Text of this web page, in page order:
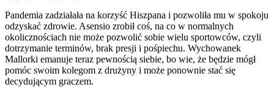
Pandemia zadziałała na korzyść Hiszpana i pozwoliła mu w spokoju
odzyskać zdrowie. Asensio zrobił coś, na co w normalnych
okolicznościach nie może pozwolić sobie wielu sportowców, czyli
dotrzymanie terminów, brak presji i pośpiechu. Wychowanek
Mallorki emanuje teraz pewnością siebie, bo wie, że będzie mógł
pomóc swoim kolegom z drużyny i może ponownie stać się
decydującym graczem.